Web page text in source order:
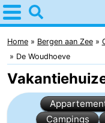
Home
Bergen
aan
Zee
Tips
Voor
Home Bergen aan Zee
De Woudhoeve
Campings